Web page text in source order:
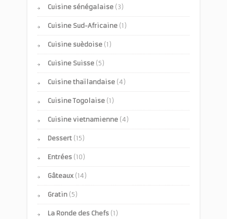
Cuisine sénégalaise (3)
Cuisine Sud-Africaine (1)
Cuisine suèdoise (1)
Cuisine Suisse (5)
Cuisine thaïlandaise (4)
Cuisine Togolaise (1)
Cuisine vietnamienne (4)
Dessert (15)
Entrées (10)
Gâteaux (14)
Gratin (5)
La Ronde des Chefs (1)